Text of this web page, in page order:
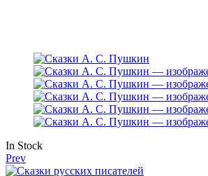
Availability:
In Stock
Prev